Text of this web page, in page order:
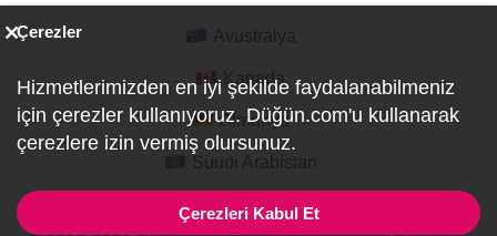
Kanada
Almanya
Çerezler
Hizmetlerimizden en iyi şekilde faydalanabilmeniz
için çerezler kullanıyoruz. Düğün.com'u kullanarak
çerezlere izin vermiş olursunuz.
Çerezleri Kabul Et